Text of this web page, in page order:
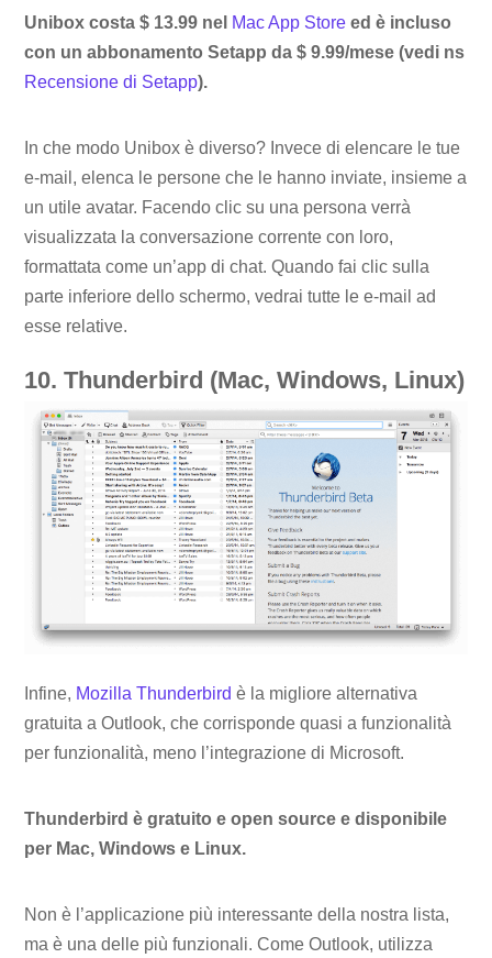
Unibox costa $ 13.99 nel Mac App Store ed è incluso
con un abbonamento Setapp da $ 9.99/mese (vedi ns
Recensione di Setapp).
In che modo Unibox è diverso? Invece di elencare le tue
e-mail, elenca le persone che le hanno inviate, insieme a
un utile avatar. Facendo clic su una persona verrà
visualizzata la conversazione corrente con loro,
formattata come un’app di chat. Quando fai clic sulla
parte inferiore dello schermo, vedrai tutte le e-mail ad
esse relative.
10. Thunderbird (Mac, Windows, Linux)
Infine, Mozilla Thunderbird è la migliore alternativa
gratuita a Outlook, che corrisponde quasi a funzionalità
per funzionalità, meno l’integrazione di Microsoft.
Thunderbird è gratuito e open source e disponibile
per Mac, Windows e Linux.
Non è l’applicazione più interessante della nostra lista,
ma è una delle più funzionali. Come Outlook, utilizza